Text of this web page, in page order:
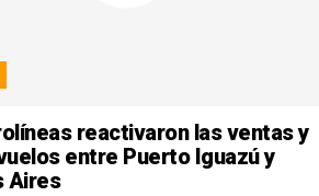
reactivaron las ventas y
entre Puerto Iguazú y
Aires